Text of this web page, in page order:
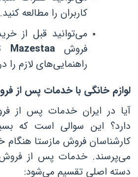
کاربران را مطالعه کنید.
می‌توانید قبل از
فروشMazestaa
راهنمایی‌های لازم را
لوازم خانگی با خدمات پس از
آیا در ایران خدمات پس از
دارد؟ این سوالی است که
کارشناسان فروش مازستا هنگام
می‌پرسند. خدمات پس از فروش
دسته اصلی تقسیم می‌شود: